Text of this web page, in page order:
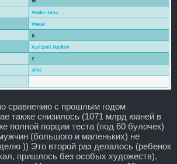
сравнению с прошлым годом
также снизилось (1071 млрд юаней в
полной порции теста (под 60 булочек)
(большого и маленьких) не
)) Это второй раз делалось (ребенок
пришлось без особых художеств).